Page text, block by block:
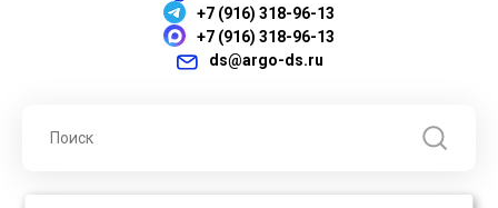
+7 (916) 318-96-13
+7 (916) 318-96-13
ds@argo-ds.ru